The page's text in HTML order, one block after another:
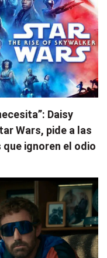
Daisy
Wars, pide a las
ignoren el odio